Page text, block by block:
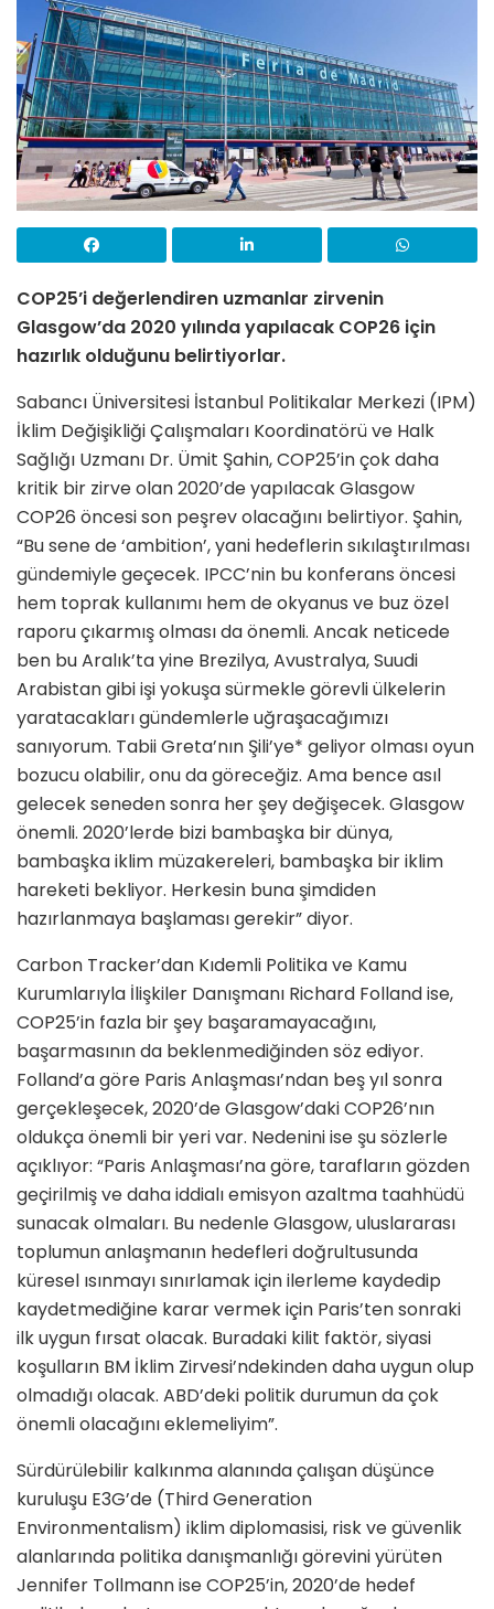
COP25’i değerlendiren uzmanlar zirvenin
Glasgow’da 2020 yılında yapılacak COP26 için
hazırlık olduğunu belirtiyorlar.
Sabancı Üniversitesi İstanbul Politikalar Merkezi (IPM)
İklim Değişikliği Çalışmaları Koordinatörü ve Halk
Sağlığı Uzmanı Dr. Ümit Şahin, COP25’in çok daha
kritik bir zirve olan 2020’de yapılacak Glasgow
COP26 öncesi son peşrev olacağını belirtiyor. Şahin,
“Bu sene de ‘ambition’, yani hedeflerin sıkılaştırıl­ması
gündemiyle geçecek. IPCC’nin bu konferans öncesi
hem toprak kul­lanımı hem de okyanus ve buz özel
raporu çıkarmış olması da önemli. Ancak neticede
ben bu Aralık’ta yine Brezilya, Avustralya, Suudi
Arabistan gibi işi yokuşa sürmekle görevli ülke­lerin
yaratacakları gündemlerle uğra­şacağımızı
sanıyorum. Tabii Greta’nın Şili’ye* geliyor olması oyun
bozucu ola­bilir, onu da göreceğiz. Ama bence asıl
gelecek seneden sonra her şey değişe­cek. Glasgow
önemli. 2020’lerde bizi bambaşka bir dünya,
bambaşka iklim müzakereleri, bambaşka bir iklim
ha­reketi bekliyor. Herkesin buna şimdi­den
hazırlanmaya başlaması gerekir” diyor.
Carbon Tracker’dan Kıdemli Politika ve Kamu
Kurumlarıyla İlişkiler Danışmanı Richard Folland ise,
COP25’in fazla bir şey başaramayacağını,
başarmasının da beklenmediğinden söz ediyor.
Folland’a göre Pa­ris Anlaşması’ndan beş yıl sonra
ger­çekleşecek, 2020’de Glasgow’daki COP26’nın
oldukça önemli bir yeri var. Nedenini ise şu sözlerle
açıklıyor: “Paris Anlaşması’na göre, tarafların gözden
geçirilmiş ve daha iddialı emisyon azaltma taahhüdü
sunacak olmaları. Bu nedenle Glas­gow, uluslararası
toplumun anlaşmanın hedefleri doğrultusunda
küresel ısın­mayı sınırlamak için ilerleme kayde­dip
kaydetmediğine karar vermek için Paris’ten sonraki
ilk uygun fırsat ola­cak. Buradaki kilit faktör, siyasi
koşul­ların BM İklim Zirvesi’ndekinden daha uygun olup
olmadığı olacak. ABD’deki politik durumun da çok
önemli olacağı­nı eklemeliyim”.
Sürdürülebilir kalkınma alanında çalışan düşünce
kuruluşu E3G’de (Third Generation
Environmentalism) iklim diplomasisi, risk ve güvenlik
alanlarında politika danışmanlığı görevini yürüten
Jennifer Tollmann ise COP25’in, 2020’de hedef